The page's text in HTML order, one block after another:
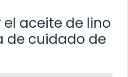
aceite de lino
de cuidado de